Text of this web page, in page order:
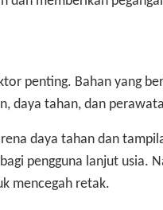
penting. Bahan yang
daya tahan, dan
daya tahan dan
pengguna lanjut usia.
mencegah retak.